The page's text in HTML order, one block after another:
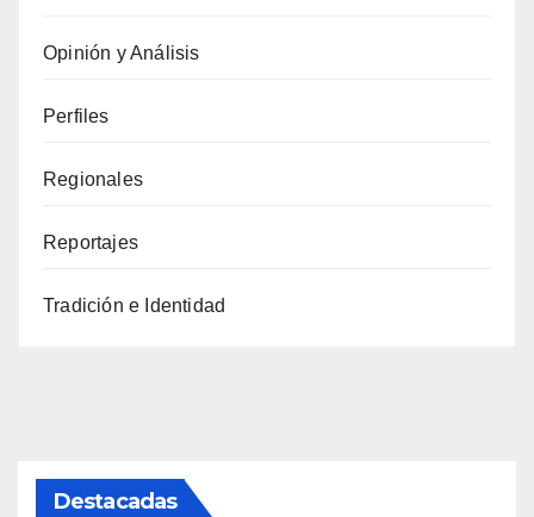
Opinión y Análisis
Perfiles
Regionales
Reportajes
Tradición e Identidad
Destacadas